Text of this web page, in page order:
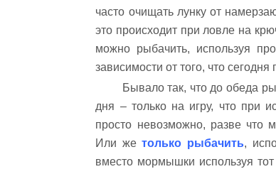
часто очищать лунку от
это происходит при ловле на
можно рыбачить, используя
зависимости от того, что
Бывало так, что до обеда
дня – только на игру, что при
просто невозможно, разве что
Или жетолько рыбачить,
вместо мормышки используя